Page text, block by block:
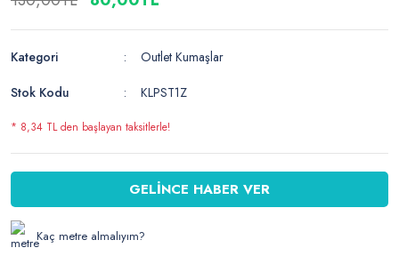
Kategori
Outlet Kumaşlar
Stok Kodu
KLPST1Z
* 8,34 TL den başlayan taksitlerle!
GELİNCE HABER VER
Kaç metre almalıyım?